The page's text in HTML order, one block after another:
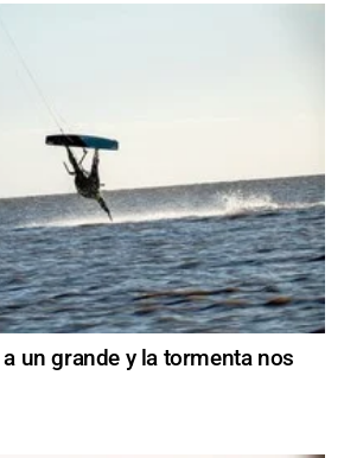
un grande y la tormenta nos